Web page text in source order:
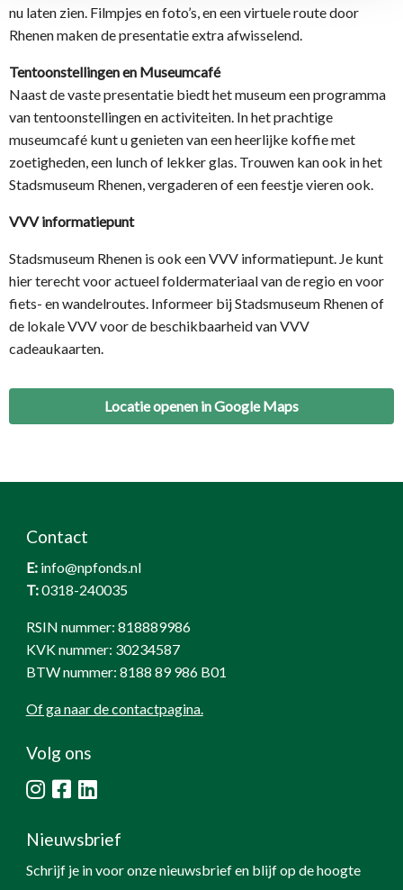
nu laten zien. Filmpjes en foto’s, en een virtuele route door
Rhenen maken de presentatie extra afwisselend.
Tentoonstellingen en Museumcafé
Naast de vaste presentatie biedt het museum een programma
van tentoonstellingen en activiteiten. In het prachtige
museumcafé kunt u genieten van een heerlijke koffie met
zoetigheden, een lunch of lekker glas. Trouwen kan ook in het
Stadsmuseum Rhenen, vergaderen of een feestje vieren ook.
VVV informatiepunt
Stadsmuseum Rhenen is ook een VVV informatiepunt. Je kunt
hier terecht voor actueel foldermateriaal van de regio en voor
fiets- en wandelroutes. Informeer bij Stadsmuseum Rhenen of
de lokale VVV voor de beschikbaarheid van VVV
cadeaukaarten.
Locatie openen in Google Maps
Contact
E:info@npfonds.nl
T:0318-240035
RSIN nummer: 818889986
KVK nummer: 30234587
BTW nummer: 8188 89 986 B01
Of ga naar de contactpagina.
Volg ons
Nieuwsbrief
Schrijf je in voor onze nieuwsbrief en blijf op de hoogte